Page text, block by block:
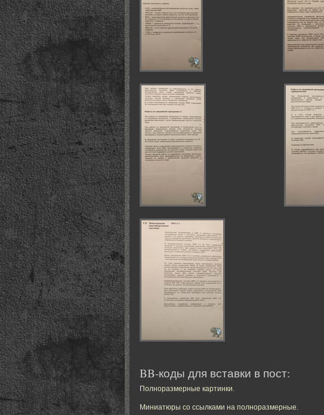
BB-коды для вставки в пост:
Полноразмерные картинки.
Миниатюры со ссылками на полноразмерные.